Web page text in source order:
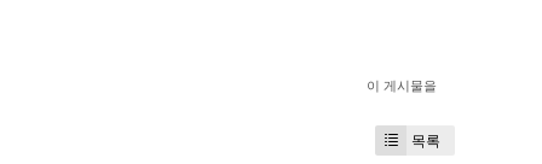
이 게시물을
목록